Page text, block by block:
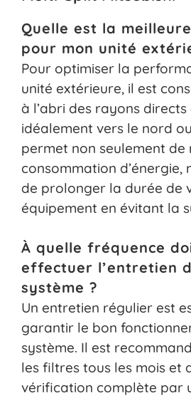
Quelle est la
pour mon unité
Pour optimiser la
unité extérieure, il est
à l’abri des rayons directs
idéalement vers le nord ou
permet non seulement de
consommation d’énergie,
de prolonger la durée de
équipement en évitant la
À quelle fréquence
effectuer l’entretien
système ?
Un entretien régulier est
garantir le bon
système. Il est
les filtres tous les mois et
vérification complète par